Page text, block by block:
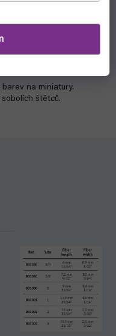
na miniatury.
štětců.